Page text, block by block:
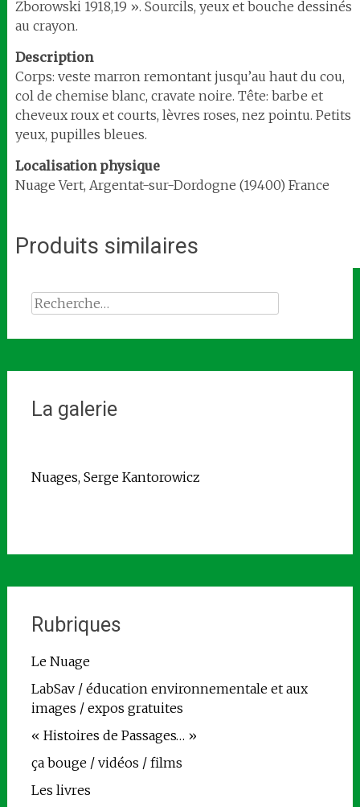
Zborowski 1918,19 ». Sourcils, yeux et bouche dessinés
au crayon.
Description
Corps: veste marron remontant jusqu’au haut du cou,
col de chemise blanc, cravate noire. Tête: barbe et
cheveux roux et courts, lèvres roses, nez pointu. Petits
yeux, pupilles bleues.
Localisation physique
Nuage Vert, Argentat-sur-Dordogne (19400) France
Produits similaires
Rechercher :
La galerie
Nuages, Serge Kantorowicz
Rubriques
Le Nuage
LabSav / éducation environnementale et aux
images / expos gratuites
« Histoires de Passages… »
ça bouge / vidéos / films
Les livres